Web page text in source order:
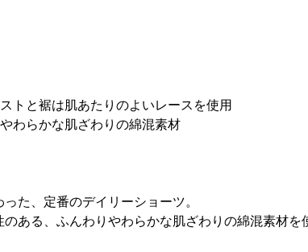
トと裾は肌あたりのよいレースを使用
わらかな肌ざわりの綿混素材
た、定番のデイリーショーツ。
ある、ふんわりやわらかな肌ざわりの綿混素材を